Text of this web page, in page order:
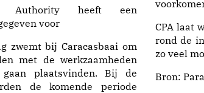
Authority heeft een
voor
zwemt bij Caracasbaai om
met de werkzaamheden
plaatsvinden. Bij de
de komende periode
CPA laat
rond de
zo veel
Bron: